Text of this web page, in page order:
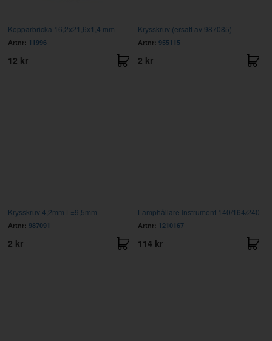
Kopparbricka 16,2x21,6x1,4 mm
Artnr: 11996
12 kr
Krysskruv (ersatt av 987085)
Artnr: 955115
2 kr
Krysskruv 4,2mm L=9,5mm
Artnr: 987091
2 kr
Lamphållare Instrument 140/164/240
Artnr: 1210167
114 kr